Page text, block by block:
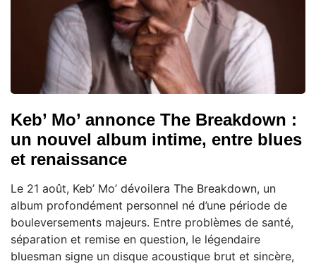
Keb’ Mo’ annonce The Breakdown :
un nouvel album intime, entre blues
et renaissance
Le 21 août, Keb’ Mo’ dévoilera The Breakdown, un
album profondément personnel né d’une période de
bouleversements majeurs. Entre problèmes de santé,
séparation et remise en question, le légendaire
bluesman signe un disque acoustique brut et sincère,